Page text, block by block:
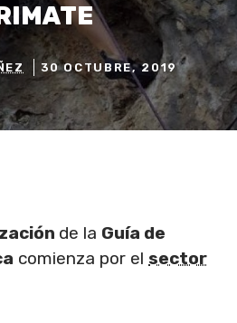
30 OCTUBRE, 2019
de la Guía de
comienza por el sector